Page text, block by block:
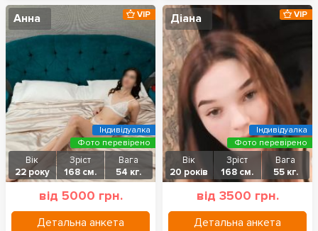
Анна
Вік
22 року
Зріст
168 см.
Вага
54 кг.
від 5000 грн.
Детальна анкета
VIP
Фото перевірено
Індивідуалка
Діана
Вік
20 років
Зріст
168 см.
Вага
55 кг.
від 3500 грн.
Детальна анкета
VIP
Фото перевірено
Індивідуалка